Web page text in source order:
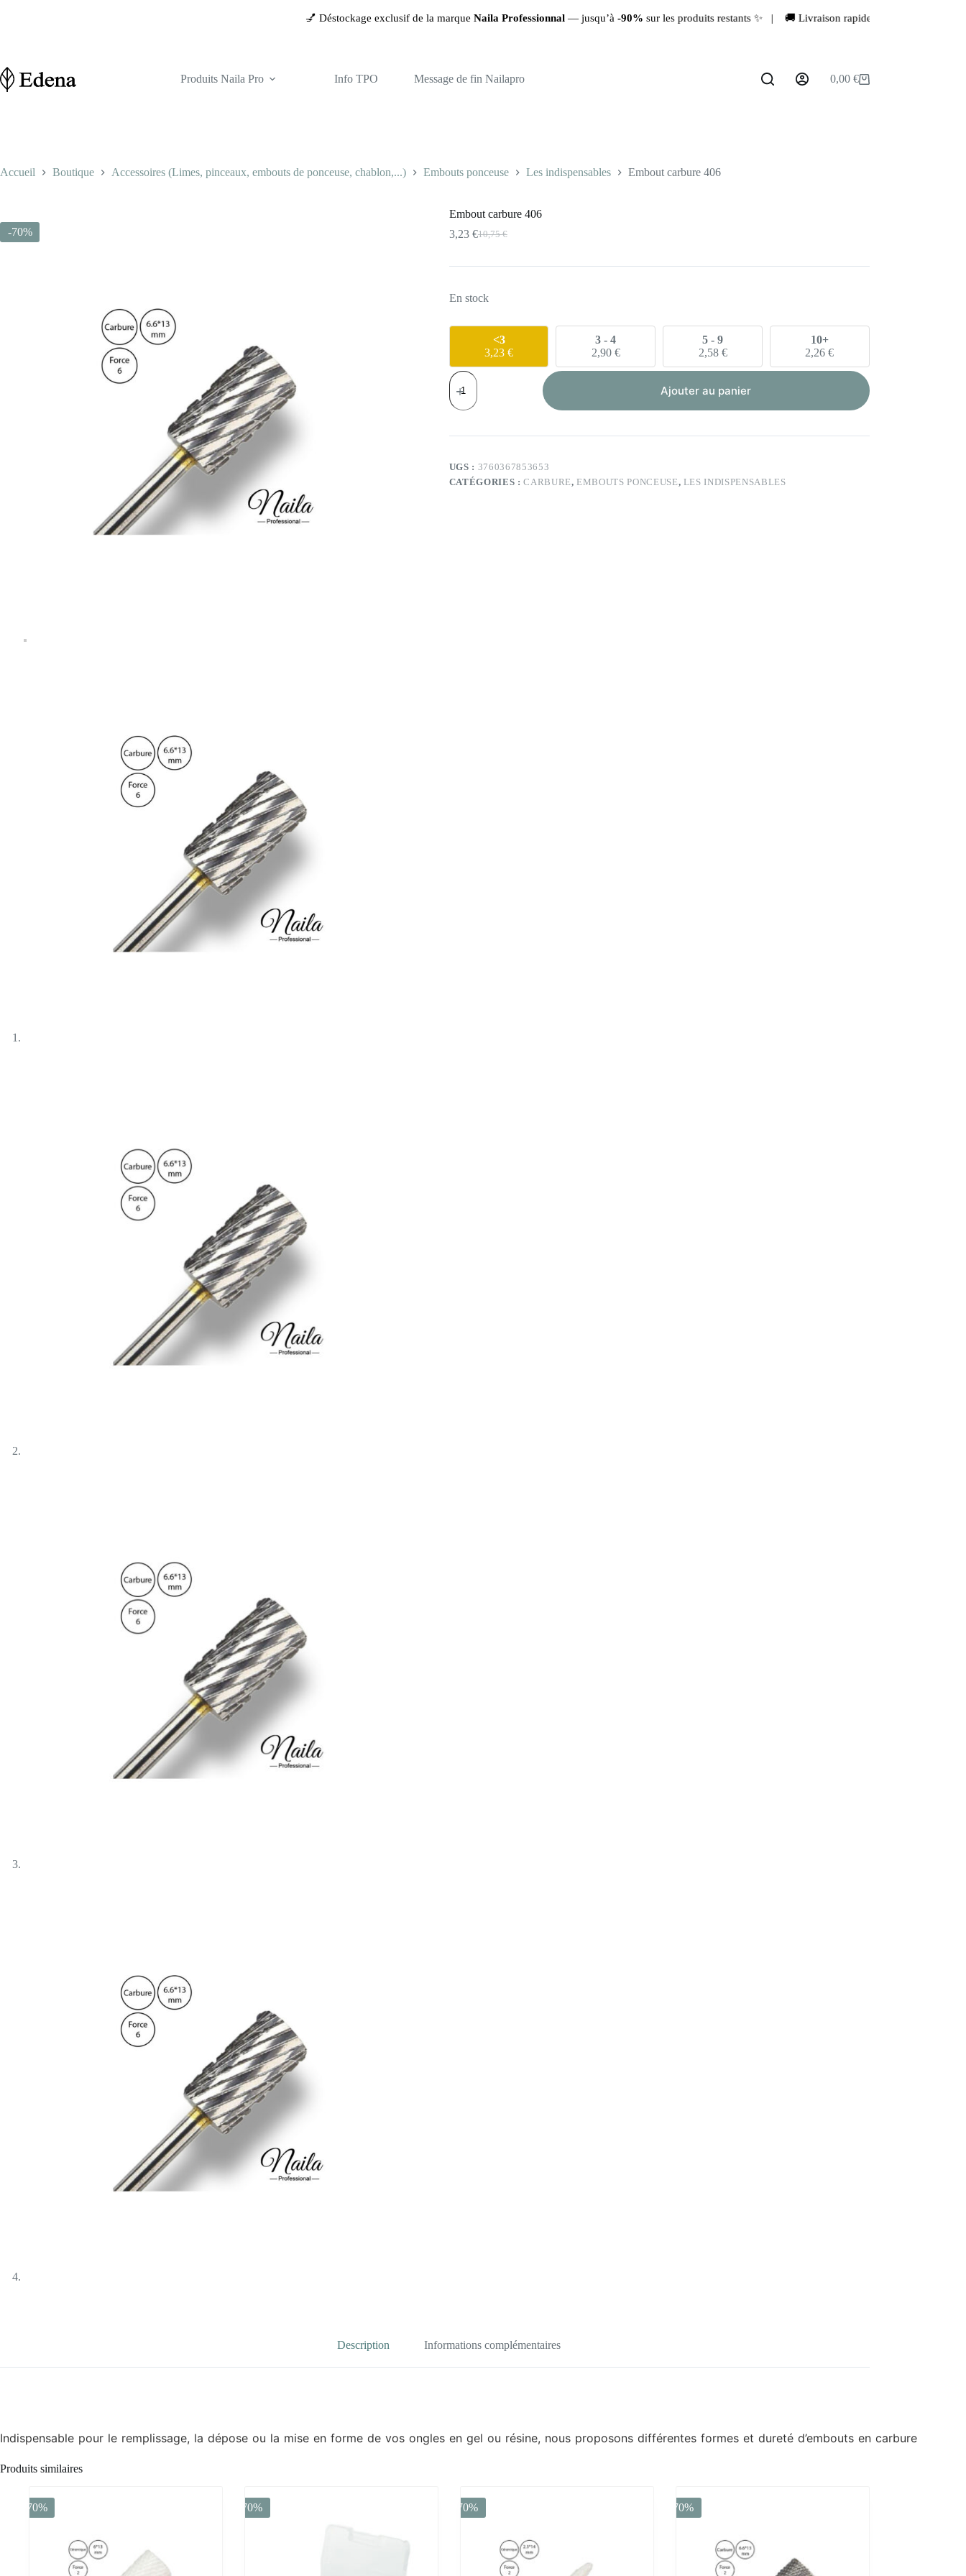
💅 Déstockage exclusif de la marqueNaila Professionnal— jusqu’à-90%sur les produits restants ✨ | 🚚 Livraison rapide depuis la France 🇫🇷 | 💖 Dernière
Produits Naila Pro Info TPO Message de fin Nailapro
Panier
0,00 €
Accueil Boutique Accessoires (Limes, pinceaux, embouts de ponceuse, chablon,...) Embouts ponceuse Les indispensables Embout carbure 406
-70%
Embout carbure 406
10,75€
Le
initial
10,75 €.
3,23 €Le
actuel
3,23 €.
En stock
<3
3,23€
3 - 4
2,90 €
5 - 9
2,58 €
10+
2,26€
quantité
de
Embout
carbure
Ajouter au panier
UGS : 3760367853653
CATÉGORIES :CARBURE,EMBOUTS PONCEUSE, LES INDISPENSABLES
Description Informations complémentaires
Indispensable pour le remplissage, la dépose ou la mise en forme de vos ongles en gel ou résine, nous proposons différentes formes et dureté d’embouts en carbure
Produits similaires
-70% -70% -70% -70%